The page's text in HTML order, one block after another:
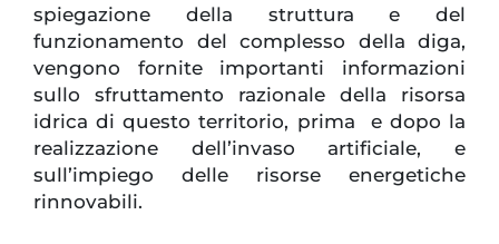
spiegazione della struttura e del
funzionamento del complesso della diga,
vengono fornite importanti informazioni
sullo sfruttamento razionale della risorsa
idrica di questo territorio, prima e dopo la
realizzazione dell’invaso artificiale, e
sull’impiego delle risorse energetiche
rinnovabili.